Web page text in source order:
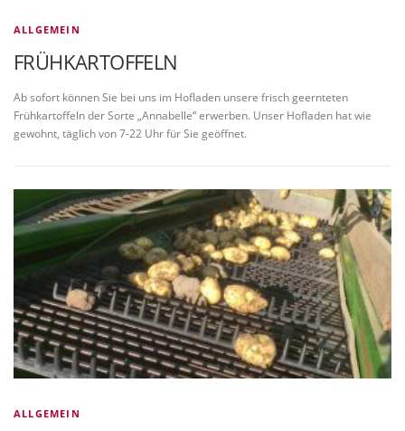
ALLGEMEIN
FRÜHKARTOFFELN
Ab sofort können Sie bei uns im Hofladen unsere frisch geernteten
Frühkartoffeln der Sorte „Annabelle“ erwerben. Unser Hofladen hat wie
gewohnt, täglich von 7-22 Uhr für Sie geöffnet.
ALLGEMEIN